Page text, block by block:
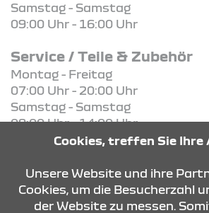
Samstag - Samstag
09:00 Uhr - 16:00 Uhr
Service / Teile & Zubehör
Montag - Freitag
07:00 Uhr - 20:00 Uhr
Samstag - Samstag
08:00 Uhr - 14:00 Uhr
KONTAKT & ANFAHRT
Cookies, treffen Sie Ihre
Unsere Website und ihre
Cookies, um die Besucherzahl
der Website zu messen.